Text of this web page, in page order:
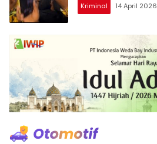
Kriminal 14 April 2026